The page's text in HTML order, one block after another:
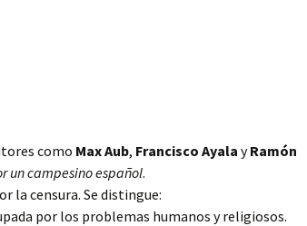
como Max Aub, Francisco Ayala yRamón
un campesino español.
la censura. Se distingue:
por los problemas humanos y religiosos.